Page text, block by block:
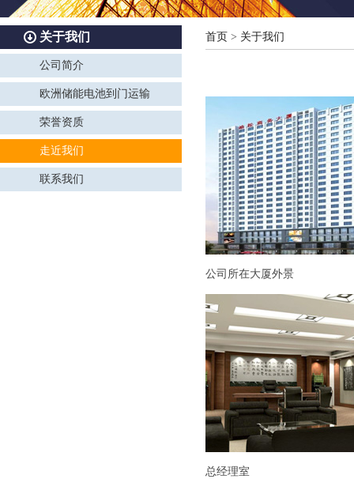
关于我们
公司简介
欧洲储能电池到门运输
荣誉资质
走近我们
联系我们
首页 > 关于我们
公司所在大厦外景
总经理室